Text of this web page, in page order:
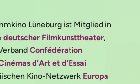
Lüneburg ist Mitglied in
deutscher Filmkunsttheater,
Confédération
d’Art et d’Essai
Kino-Netzwerk Europa